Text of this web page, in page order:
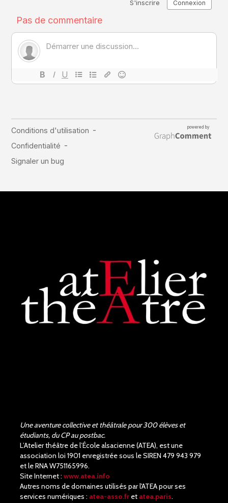
Une aventure collective et théâtrale pour 300 élèves et
étudiants, du CP au postbac.
L’Atelier théâtre de l’École alsacienne (ATEA), est une
association loi 1901 enregistrée sous le SIREN 479 943 979
et le RNA W751165996.
Site Internet : www.atea.info
Autres noms de domaines utilisés par l'ATEA pour ses
services numériques : atea-asso.fr et atea.paris.